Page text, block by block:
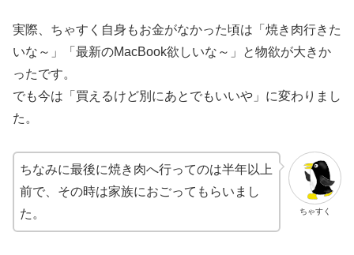
実際、ちゃすく自身もお金がなかった頃は「焼き肉行きた
いな～」「最新のMacBook欲しいな～」と物欲が大きか
ったです。
でも今は「買えるけど別にあとでもいいや」に変わりまし
た。
ちゃすく
ちなみに最後に焼き肉へ行ってのは半年以上
前で、その時は家族におごってもらいまし
た。